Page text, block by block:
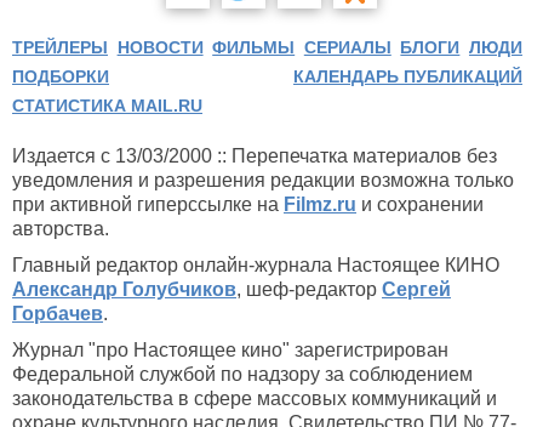
ТРЕЙЛЕРЫ НОВОСТИ ФИЛЬМЫ СЕРИАЛЫ БЛОГИ ЛЮДИ
ПОДБОРКИ
КАЛЕНДАРЬ ПУБЛИКАЦИЙ
СТАТИСТИКА MAIL.RU
Издается с 13/03/2000 :: Перепечатка материалов без
уведомления и разрешения редакции возможна только
при активной гиперссылке на Filmz.ru и сохранении
авторства.
Главный редактор онлайн-журнала Настоящее КИНО
Александр Голубчиков, шеф-редактор Сергей
Горбачев.
Журнал "про Настоящее кино" зарегистрирован
Федеральной службой по надзору за соблюдением
законодательства в сфере массовых коммуникаций и
охране культурного наследия. Свидетельство ПИ № 77-